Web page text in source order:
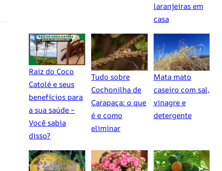
laranjeiras em
casa
Raiz do Coco
Catolé e seus
benefícios para
a sua saúde –
Você sabia
disso?
Tudo sobre
Cochonilha de
Carapaça: o que
é e como
eliminar
Mata mato
caseiro com sal,
vinagre e
detergente